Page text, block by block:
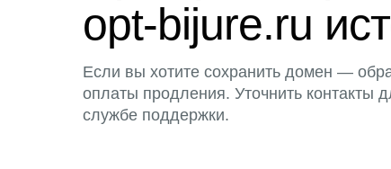
opt-bijure.ru
Если вы хотите сохранить домен —
оплаты продления. Уточнить контакты
службе поддержки.